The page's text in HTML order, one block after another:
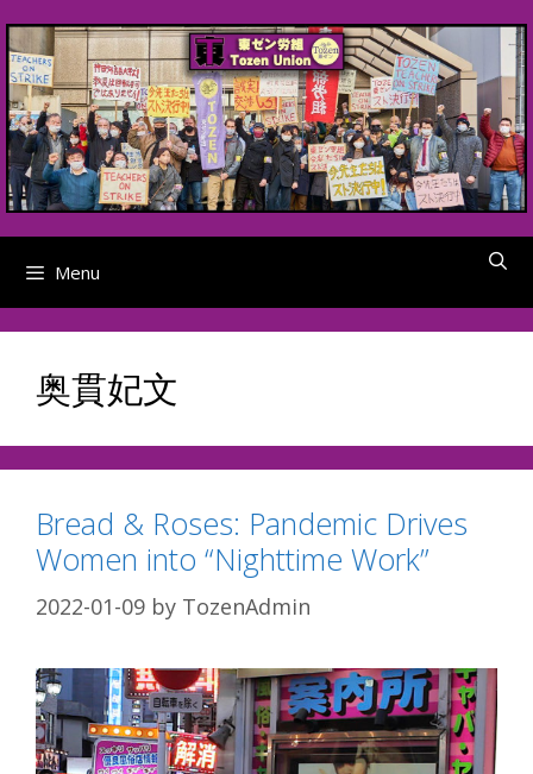
to
content
Menu
奥貫妃文
Bread & Roses: Pandemic Drives
Women into “Nighttime Work”
2022-01-09 by TozenAdmin